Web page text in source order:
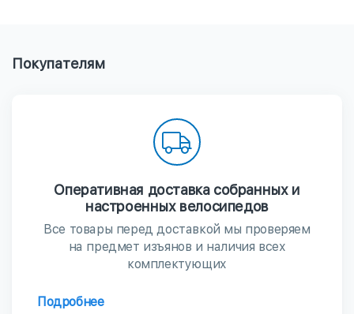
Покупателям
Оперативная доставка собранных и
настроенных велосипедов
Все товары перед доставкой мы проверяем
на предмет изъянов и наличия всех
комплектующих
Подробнее